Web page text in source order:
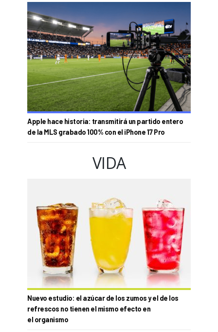
Apple hace historia: transmitirá un partido entero
de la MLS grabado 100% con el iPhone 17 Pro
VIDA
Nuevo estudio: el azúcar de los zumos y el de los
refrescos no tienen el mismo efecto en
el organismo